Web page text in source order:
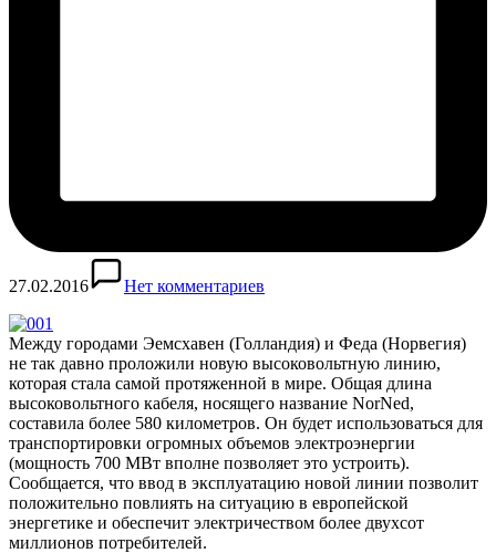
27.02.2016 Нет комментариев
Между городами Эемсхавен (Голландия) и Феда (Норвегия)
не так давно проложили новую высоковольтную линию,
которая стала самой протяженной в мире. Общая длина
высоковольтного кабеля, носящего название NorNed,
составила более 580 километров. Он будет использоваться для
транспортировки огромных объемов электроэнергии
(мощность 700 МВт вполне позволяет это устроить).
Сообщается, что ввод в эксплуатацию новой линии позволит
положительно повлиять на ситуацию в европейской
энергетике и обеспечит электричеством более двухсот
миллионов потребителей.